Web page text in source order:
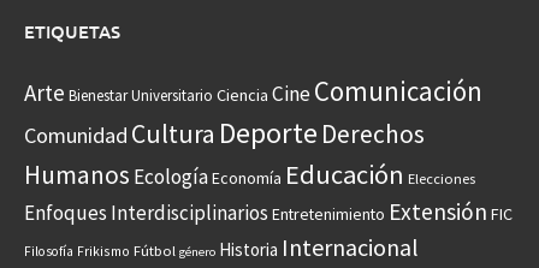
ETIQUETAS
Arte Bienestar Universitario Ciencia CineComunicación
Comunidad Cultura Deporte Derechos
Humanos EcologíaEconomía Educación Elecciones
Enfoques Interdisciplinarios Entretenimiento Extensión FIC
Filosofía Frikismo Fútbol género Historia Internacional